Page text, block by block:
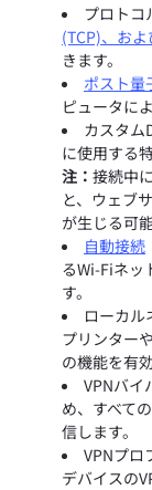
プロトコ
(TCP)、お
きます。
ポスト量
ピュータに
カスタム
に使用する
注： 接続中
と、ウェブ
が生じる可
自動接続
るWi-Fiネッ
す。
ローカル
プリンター
の機能を有
VPNバイ
め、すべて
信します。
VPNプロ
デバイスの